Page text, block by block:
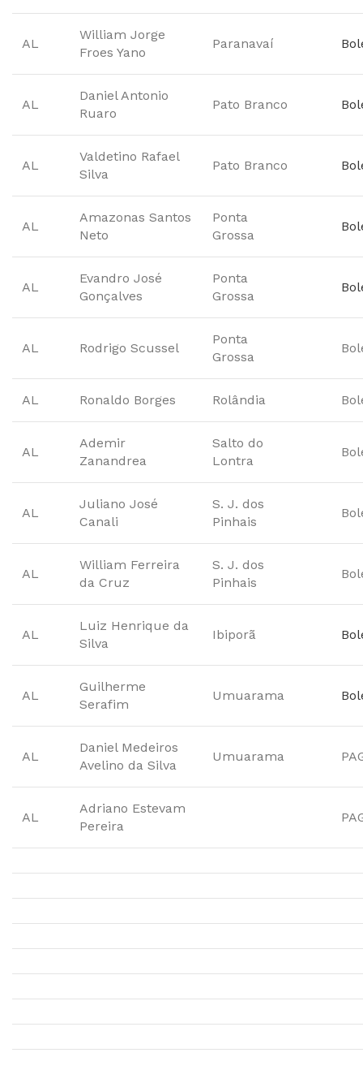
AL
William Jorge
Froes Yano
Paranavaí
AL
Daniel Antonio
Ruaro
Pato Branco
AL
Valdetino Rafael
Silva
Pato Branco
AL
Amazonas Santos
Neto
Ponta
Grossa
AL
Evandro José
Gonçalves
Ponta
Grossa
AL Rodrigo Scussel
Ponta
Grossa
AL Ronaldo Borges Rolândia
AL
Ademir
Zanandrea
Salto do
Lontra
AL
Juliano José
Canali
S. J. dos
Pinhais
AL
William Ferreira
da Cruz
S. J. dos
Pinhais
AL
Luiz Henrique da
Silva
Ibiporã
AL
Guilherme
Serafim
Umuarama
AL
Daniel Medeiros
Avelino da Silva
Umuarama
AL
Adriano Estevam
Pereira